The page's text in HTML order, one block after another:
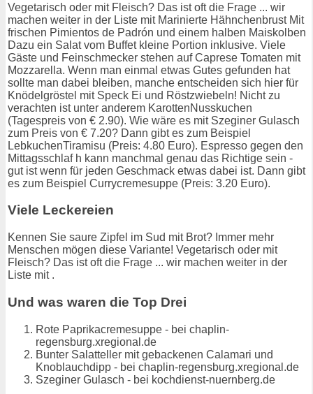
Vegetarisch oder mit Fleisch? Das ist oft die Frage ... wir
machen weiter in der Liste mit Marinierte Hähnchenbrust Mit
frischen Pimientos de Padrón und einem halben Maiskolben
Dazu ein Salat vom Buffet kleine Portion inklusive. Viele
Gäste und Feinschmecker stehen auf Caprese Tomaten mit
Mozzarella. Wenn man einmal etwas Gutes gefunden hat
sollte man dabei bleiben, manche entscheiden sich hier für
Knödelgröstel mit Speck Ei und Röstzwiebeln! Nicht zu
verachten ist unter anderem KarottenNusskuchen
(Tagespreis von € 2.90). Wie wäre es mit Szeginer Gulasch
zum Preis von € 7.20? Dann gibt es zum Beispiel
LebkuchenTiramisu (Preis: 4.80 Euro). Espresso gegen den
Mittagsschlaf h kann manchmal genau das Richtige sein -
gut ist wenn für jeden Geschmack etwas dabei ist. Dann gibt
es zum Beispiel Currycremesuppe (Preis: 3.20 Euro).
Viele Leckereien
Kennen Sie saure Zipfel im Sud mit Brot? Immer mehr
Menschen mögen diese Variante! Vegetarisch oder mit
Fleisch? Das ist oft die Frage ... wir machen weiter in der
Liste mit .
Und was waren die Top Drei
Rote Paprikacremesuppe - bei chaplin-
regensburg.xregional.de
Bunter Salatteller mit gebackenen Calamari und
Knoblauchdipp - bei chaplin-regensburg.xregional.de
Szeginer Gulasch - bei kochdienst-nuernberg.de